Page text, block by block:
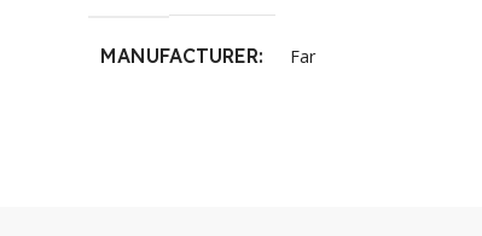
MANUFACTURER Far